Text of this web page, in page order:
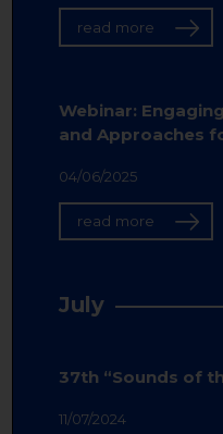
read more
Webinar:
and Approaches
04/06/2025
read more
July
37th “Sounds of
11/07/2024